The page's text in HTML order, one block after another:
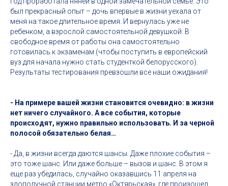
был прекрасный опыт – дочь впервые в жизни уехала от
меня на такое длительное время. И вернулась уже не
ребенком, а взрослой самостоятельной девушкой. В
свободное время от работы она самостоятельно
готовилась к экзаменам (чтобы поступить в европейский
вуз для начала нужно стать студенткой белорусского).
Результаты тестирования превзошли все наши ожидания!
- На примере вашей жизни становится очевидно: в жизни
нет ничего случайного. А все события, которые
происходят, нужно правильно использовать. И за черной
полосой обязательно белая…
- Да, в жизни всегда даются шансы. Даже плохие события –
это тоже шанс. Или даже больше – вызов и шанс. В этом я
еще раз убедилась, случайно оказавшись 11 апреля на
злополучной станции метро «Октярьская», где произошел